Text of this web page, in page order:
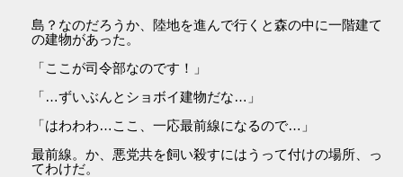
島？なのだろうか、陸地を進んで行くと森の中に一階建て
の建物があった。
「ここが司令部なのです！」
「…ずいぶんとショボイ建物だな…」
「はわわわ…ここ、一応最前線になるので…」
最前線。か、悪党共を飼い殺すにはうって付けの場所、っ
てわけだ。